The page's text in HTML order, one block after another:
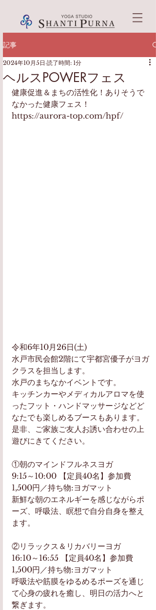
記事
ヘルスPOWERフェス
2024年10月5日 読了時間: 1分
健康促進＆まちの活性化！ありそうで
なかった健康フェス！
https://aurora-top.com/hpf/
令和6年10月26日(土)
水戸市民会館2階にて宇都宮優子がヨガ
クラスを担当します。
水戸のまちなかイベントです。
キッチンカーやメディカルアロマを使
ったフット・ハンドマッサージなどど
なたでも楽しめるブースもあります。
是非、ご家族ご友人お誘い合わせの上
遊びにきてください。
①朝のマインドフルネスヨガ
9:15～10:00 【定員40名】参加費
1,500円／持ち物:ヨガマット
新鮮な朝のエネルギーを感じながらポ
ーズ、呼吸法、瞑想で自分自身を整え
ます。
②リラックス＆リカバリーヨガ
16:10～16:55 【定員40名】参加費
1,500円／持ち物:ヨガマット
呼吸法や筋膜をゆるめるポーズを通じ
て心身の疲れを癒し、明日の活力へと
繋ぎます。